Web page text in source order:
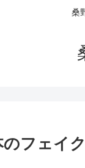
桑
フェイ